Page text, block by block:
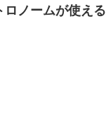
ノームが使える